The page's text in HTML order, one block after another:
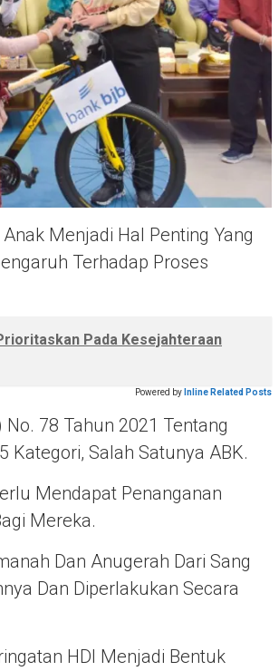
Menjadi Hal Penting Yang
Terhadap Proses
Pada Kesejahteraan
Powered by Inline Related Posts
78 Tahun 2021 Tentang
Kategori, Salah Satunya ABK.
Mendapat Penanganan
Mereka.
Dan Anugerah Dari Sang
Dan Diperlakukan Secara
HDI Menjadi Bentuk